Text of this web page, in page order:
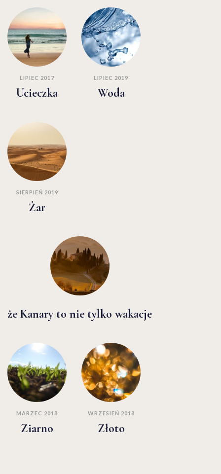
LIPIEC 2017
Ucieczka
LIPIEC 2019
Woda
SIERPIEŃ 2019
Żar
że Kanary to nie tylko wakacje
MARZEC 2018
Ziarno
WRZESIEŃ 2018
Złoto